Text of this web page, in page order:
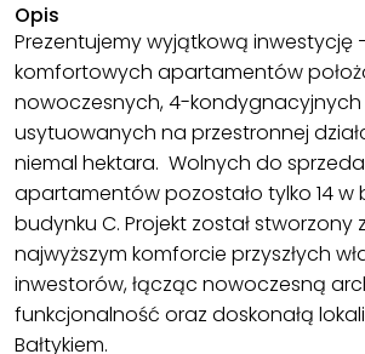
Opis
Prezentujemy wyjątkową inwestycję
komfortowych apartamentów
nowoczesnych, 4-
usytuowanych na przestronnej
niemal hektara. Wolnych do
apartamentów pozostało tylko 14 w
budynku C. Projekt został stworzony
najwyższym komforcie przyszłych
inwestorów, łącząc nowoczesną
funkcjonalność oraz doskonałą
Bałtykiem.